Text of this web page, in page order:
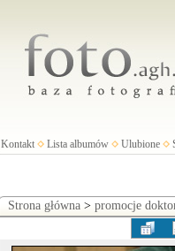
Kontakt Lista albumów Ulubione
Strona główna> promocje